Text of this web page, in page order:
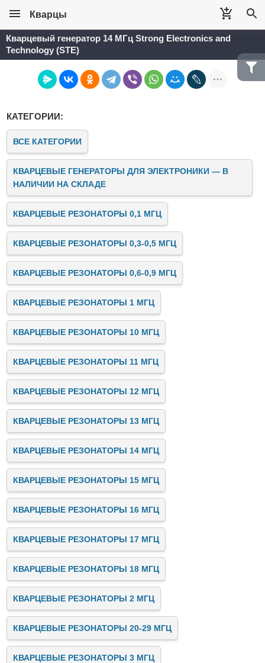
Кварцы
Кварцевый генератор 14 МГц Strong Electronics and
Technology (STE)
КАТЕГОРИИ:
ВСЕ КАТЕГОРИИ
КВАРЦЕВЫЕ ГЕНЕРАТОРЫ ДЛЯ ЭЛЕКТРОНИКИ — В
НАЛИЧИИ НА СКЛАДЕ
КВАРЦЕВЫЕ РЕЗОНАТОРЫ 0,1 МГЦ
КВАРЦЕВЫЕ РЕЗОНАТОРЫ 0,3-0,5 МГЦ
КВАРЦЕВЫЕ РЕЗОНАТОРЫ 0,6-0,9 МГЦ
КВАРЦЕВЫЕ РЕЗОНАТОРЫ 1 МГЦ
КВАРЦЕВЫЕ РЕЗОНАТОРЫ 10 МГЦ
КВАРЦЕВЫЕ РЕЗОНАТОРЫ 11 МГЦ
КВАРЦЕВЫЕ РЕЗОНАТОРЫ 12 МГЦ
КВАРЦЕВЫЕ РЕЗОНАТОРЫ 13 МГЦ
КВАРЦЕВЫЕ РЕЗОНАТОРЫ 14 МГЦ
КВАРЦЕВЫЕ РЕЗОНАТОРЫ 15 МГЦ
КВАРЦЕВЫЕ РЕЗОНАТОРЫ 16 МГЦ
КВАРЦЕВЫЕ РЕЗОНАТОРЫ 17 МГЦ
КВАРЦЕВЫЕ РЕЗОНАТОРЫ 18 МГЦ
КВАРЦЕВЫЕ РЕЗОНАТОРЫ 2 МГЦ
КВАРЦЕВЫЕ РЕЗОНАТОРЫ 20-29 МГЦ
КВАРЦЕВЫЕ РЕЗОНАТОРЫ 3 МГЦ